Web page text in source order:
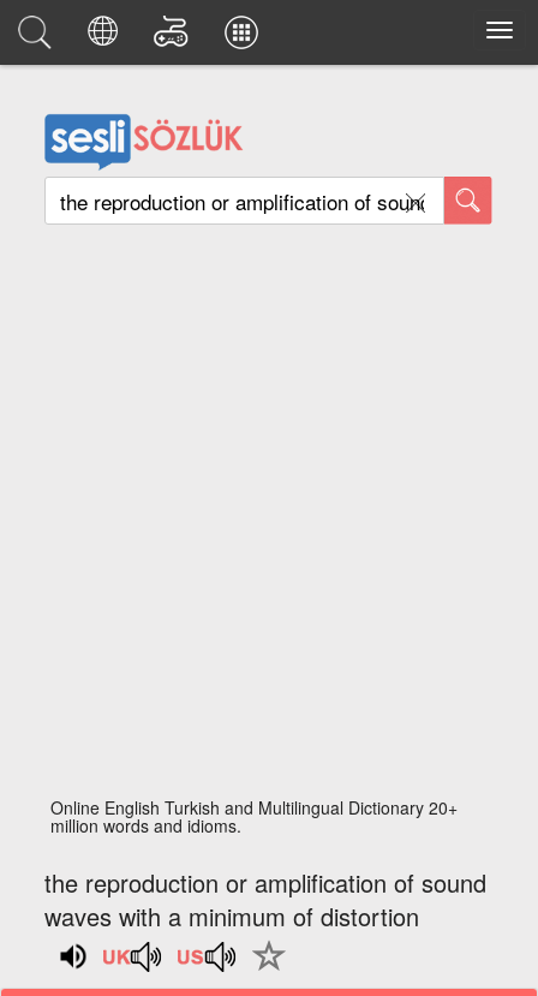
Online English Turkish and Multilingual Dictionary 20+
million words and idioms.
the reproduction or amplification of sound
waves with a minimum of distortion